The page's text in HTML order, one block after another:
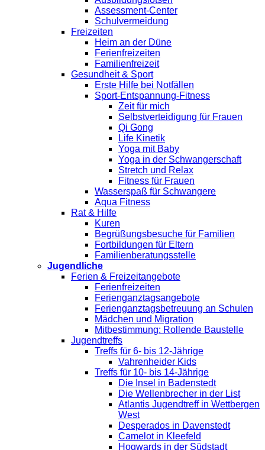
Assessment-Center
Schulvermeidung
Freizeiten
Heim an der Düne
Ferienfreizeiten
Familienfreizeit
Gesundheit & Sport
Erste Hilfe bei Notfällen
Sport-Entspannung-Fitness
Zeit für mich
Selbstverteidigung für Frauen
Qi Gong
Life Kinetik
Yoga mit Baby
Yoga in der Schwangerschaft
Stretch und Relax
Fitness für Frauen
Wasserspaß für Schwangere
Aqua Fitness
Rat & Hilfe
Kuren
Begrüßungsbesuche für Familien
Fortbildungen für Eltern
Familienberatungsstelle
Jugendliche
Ferien & Freizeitangebote
Ferienfreizeiten
Ferienganztagsangebote
Ferienganztagsbetreuung an Schulen
Mädchen und Migration
Mitbestimmung: Rollende Baustelle
Jugendtreffs
Treffs für 6- bis 12-Jährige
Vahrenheider Kids
Treffs für 10- bis 14-Jährige
Die Insel in Badenstedt
Die Wellenbrecher in der List
Atlantis Jugendtreff in Wettbergen
West
Desperados in Davenstedt
Camelot in Kleefeld
Hogwards in der Südstadt